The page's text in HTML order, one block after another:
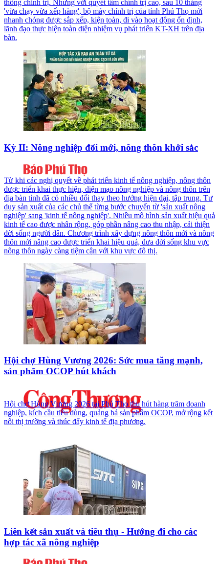
thống chính trị. Nhưng với quyết tâm chính trị cao, sau 10 tháng
'vừa chạy vừa xếp hàng', bộ máy chính trị của tỉnh Phú Thọ mới
nhanh chóng được sắp xếp, kiện toàn, đi vào hoạt động ổn định,
lãnh đạo thực hiện toàn diện nhiệm vụ phát triển KT-XH trên địa
bàn.
Kỳ II: Nông nghiệp đổi mới, nông thôn khởi sắc
Từ khi các nghị quyết về phát triển kinh tế nông nghiệp, nông thôn
được triển khai thực hiện, diện mạo nông nghiệp và nông thôn trên
địa bàn tỉnh đã có nhiều đổi thay theo hướng hiện đại, tập trung. Tư
duy sản xuất của các chủ thể từng bước chuyển từ 'sản xuất nông
nghiệp' sang 'kinh tế nông nghiệp'. Nhiều mô hình sản xuất hiệu quả
kinh tế cao được nhân rộng, góp phần nâng cao thu nhập, cải thiện
đời sống người dân. Chương trình xây dựng nông thôn mới và nông
thôn mới nâng cao được triển khai hiệu quả, đưa đời sống khu vực
nông thôn ngày càng tiệm cận với khu vực đô thị.
Hội chợ Hùng Vương 2026: Sức mua tăng mạnh,
sản phẩm OCOP hút khách
Hội chợ Hùng Vương 2026 tại Phú Thọ thu hút hàng trăm doanh
nghiệp, kích cầu tiêu dùng, quảng bá sản phẩm OCOP, mở rộng kết
nối thị trường và thúc đẩy kinh tế địa phương.
Liên kết sản xuất và tiêu thụ - Hướng đi cho các
hợp tác xã nông nghiệp